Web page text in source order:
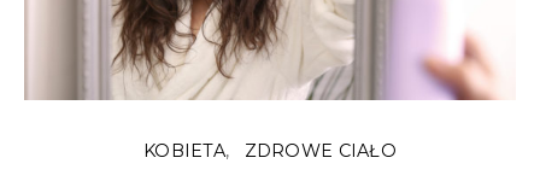
KOBIETA ZDROWE CIAŁO